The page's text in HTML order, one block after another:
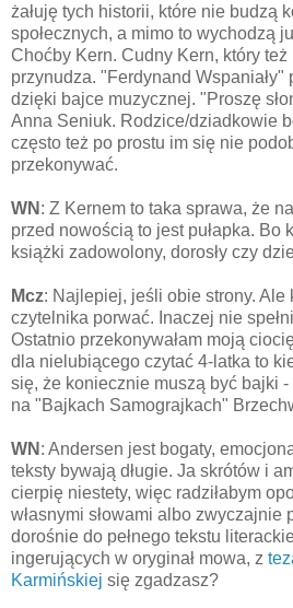
żałuję tych historii, które nie budzą
społecznych, a mimo to wychodzą
Choćby Kern. Cudny Kern, który
przynudza. "Ferdynand Wspaniały"
dzięki bajce muzycznej. "Proszę
Anna Seniuk. Rodzice/dziadkowie
często też po prostu im się nie
przekonywać.
WN : Z Kernem to taka sprawa, że
przed nowością to jest pułapka. Bo
książki zadowolony, dorosły czy
Mcz: Najlepiej, jeśli obie strony. Ale
czytelnika porwać. Inaczej nie
Ostatnio przekonywałam moją
dla nielubiącego czytać 4-latka to
się, że koniecznie muszą być bajki -
na "Bajkach Samograjkach"
WN : Andersen jest bogaty,
teksty bywają długie. Ja skrótów i
cierpię niestety, więc radziłabym
własnymi słowami albo zwyczajnie
dorośnie do pełnego tekstu
ingerujących w oryginał mowa, z
Karmińskiej się zgadzasz?